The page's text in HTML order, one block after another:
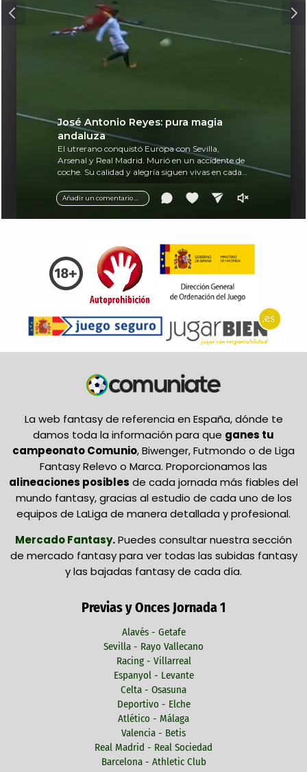
Añadir un comentario ...
José Antonio Reyes: pura magia
andaluza
El utrerano conquistó Europa con Sevilla,
Arsenal y Real Madrid. Murió en un accidente de
coche. Su calidad y alegría siguen vivas en cada
La web fantasy de referencia en España, dónde te
damos toda la información para que ganes tu
campeonato Comunio, Biwenger, Futmondo o de Liga
Fantasy Relevo o Marca. Proporcionamos las
alineaciones posibles de cada jornada más fiables del
mundo fantasy, gracias al estudio de cada uno de los
equipos de LaLiga de manera detallada y profesional.
Mercado Fantasy.Puedes consultar nuestra sección
de mercado fantasy para ver todas las subidas fantasy
y las bajadas fantasy de cada día.
Previas y Onces Jornada 1
Alavés - Getafe
Sevilla - Rayo Vallecano
Racing - Villarreal
Espanyol - Levante
Celta - Osasuna
Deportivo - Elche
Atlético - Málaga
Valencia - Betis
Real Madrid - Real Sociedad
Barcelona - Athletic Club